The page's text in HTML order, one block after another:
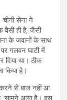
सेना ने
वैसी ही है, जैसी
के जवानों के साथ
गलवन घाटी में
दिया था। ठीक
किया है।
करने से बाज नहीं आ
सामने आया है। इस